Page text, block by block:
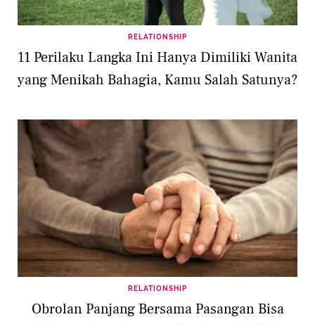
RELATIONSHIP
11 Perilaku Langka Ini Hanya Dimiliki Wanita
yang Menikah Bahagia, Kamu Salah Satunya?
RELATIONSHIP
Obrolan Panjang Bersama Pasangan Bisa